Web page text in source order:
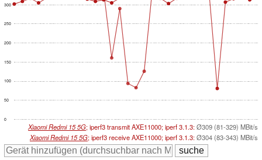
0
50
100
150
200
250
300
Xiaomi Redmi 15 5G; iperf3 transmit AXE11000; iperf 3.1.3:Ø309 (81-329) MBit/s
Xiaomi Redmi 15 5G; iperf3 receive AXE11000; iperf 3.1.3:Ø304 (83-343) MBit/s